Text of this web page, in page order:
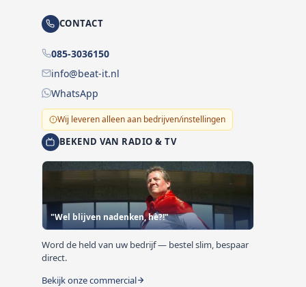
CONTACT
085-3036150
info@beat-it.nl
WhatsApp
Wij leveren alleen aan bedrijven/instellingen
BEKEND VAN RADIO & TV
"Wel blijven nadenken, hè?!"
Word de held van uw bedrijf — bestel slim, bespaar
direct.
Bekijk onze commercial